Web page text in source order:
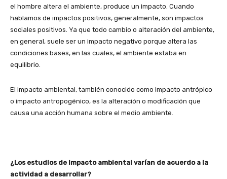
el hombre altera el ambiente, produce un impacto. Cuando
hablamos de impactos positivos, generalmente, son impactos
sociales positivos. Ya que todo cambio o alteración del ambiente,
en general, suele ser un impacto negativo porque altera las
condiciones bases, en las cuales, el ambiente estaba en
equilibrio.
El impacto ambiental,​ también conocido como impacto antrópico
o impacto antropogénico, es la alteración o modificación que
causa una acción humana sobre el medio ambiente.
¿Los estudios de impacto ambiental varían de acuerdo a la
actividad a desarrollar?